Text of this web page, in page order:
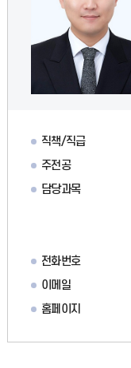
직책/직급
주전공
담당과목
전화번호
이메일
홈페이지